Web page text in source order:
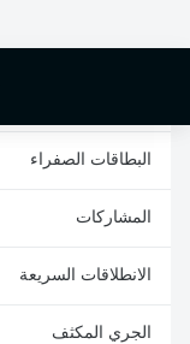
البطاقات الصفراء
المشاركات
الانطلاقات السريعة
الجري المكثف